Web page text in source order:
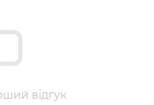
відгук